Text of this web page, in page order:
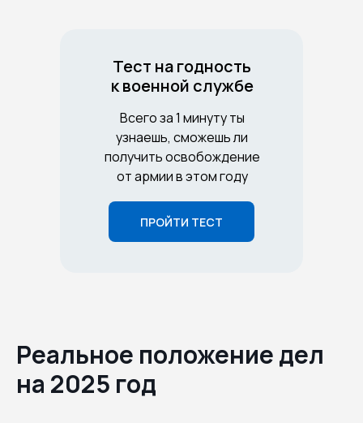
ПРОЙТИ ТЕСТ
Тест на годность
к военной службе
Всего за 1 минуту ты
узнаешь, сможешь ли
получить освобождение
от армии в этом году
Реальное положение дел
на 2025 год